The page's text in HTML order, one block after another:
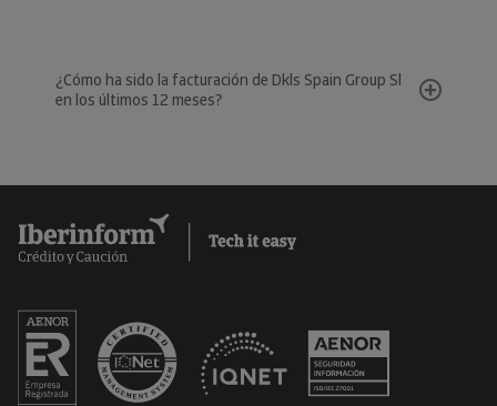
¿Cómo ha sido la facturación de Dkls Spain Group Sl
en los últimos 12 meses?